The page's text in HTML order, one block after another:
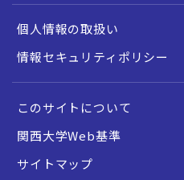
個人情報の取扱い
情報セキュリティポリシー
このサイトについて
関西大学Web基準
サイトマップ